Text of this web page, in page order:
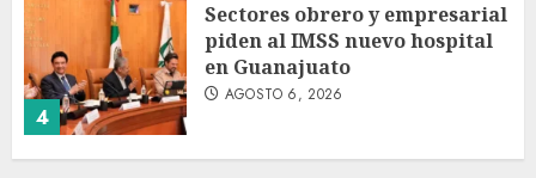
4
Sectores obrero y empresarial
piden al IMSS nuevo hospital
en Guanajuato
AGOSTO 6, 2026